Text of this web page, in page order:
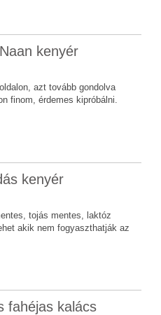
kenyér
azt tovább gondolva
finom, érdemes kipróbálni.
kenyér
tojás mentes, laktóz
akik nem fogyaszthatják az
fahéjas kalács